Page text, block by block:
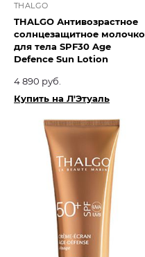
THALGO
THALGO Антивозрастное
солнцезащитное молочко
для тела SPF30 Age
Defence Sun Lotion
4 890 руб.
Купить на Л'Этуаль